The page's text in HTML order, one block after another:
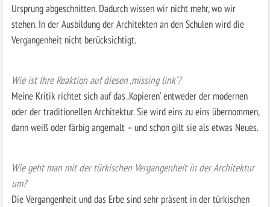
Ursprung abgeschnitten. Dadurch wissen wir nicht mehr, wo wir
stehen. In der Ausbildung der Architekten an den Schulen wird die
Vergangenheit nicht berücksichtigt.
Wie ist Ihre Reaktion auf diesen ‚missing link‘?
Meine Kritik richtet sich auf das ‚Kopieren‘ entweder der modernen
oder der traditionellen Architektur. Sie wird eins zu eins übernommen,
dann weiß oder färbig angemalt – und schon gilt sie als etwas Neues.
Wie geht man mit der türkischen Vergangenheit in der Architektur
um?
Die Vergangenheit und das Erbe sind sehr präsent in der türkischen